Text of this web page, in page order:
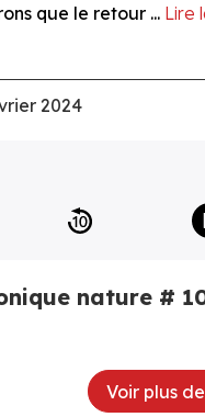
que le retour ... Lire
2024
nature #
Voir plus